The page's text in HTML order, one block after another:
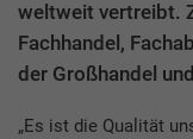
weltweit vertreibt.
Fachhandel,
der Großhandel
„Es ist die Qualität